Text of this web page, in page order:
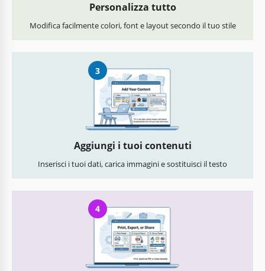
Personalizza tutto
Modifica facilmente colori, font e layout secondo il tuo stile
3
Aggiungi i tuoi contenuti
Inserisci i tuoi dati, carica immagini e sostituisci il testo
4